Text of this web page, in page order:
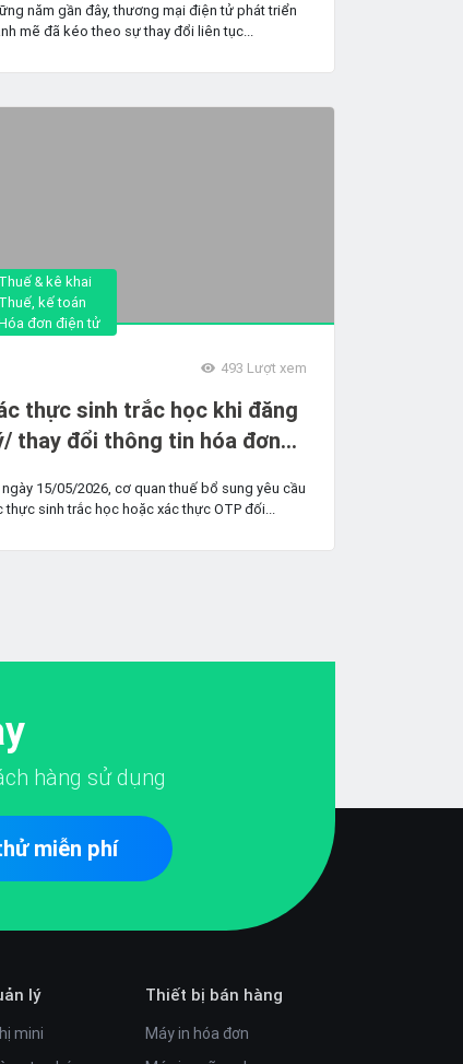
năm gần đây, thương mại điện tử phát triển
mẽ đã kéo theo sự thay đổi liên tục...
Thuế & kê khai
Thuế, kế toán
đơn điện tử
493 Lượt xem
thực sinh trắc học khi đăng
thay đổi thông tin hóa đơn
15/05/2026, cơ quan thuế bổ sung yêu cầu
thực sinh trắc học hoặc xác thực OTP đối...
hàng sử dụng
miễn phí
lý
mini
Thiết bị bán hàng
Máy in hóa đơn